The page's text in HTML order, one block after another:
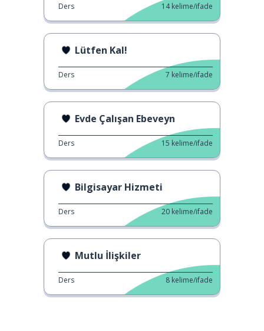
Ders 14 kelime/ifade
Lütfen Kal!
Ders 7 kelime/ifade
Evde Çalışan Ebeveyn
Ders 15 kelime/ifade
Bilgisayar Hizmeti
Ders 20 kelime/ifade
Mutlu İlişkiler
Ders 8 kelime/ifade